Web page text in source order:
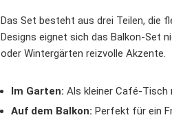
Das Set besteht aus drei Teilen, die
Designs eignet sich das Balkon-Set
oder Wintergärten reizvolle Akzente.
Im Garten: Als kleiner Café-Tisch
Auf dem Balkon: Perfekt für ein